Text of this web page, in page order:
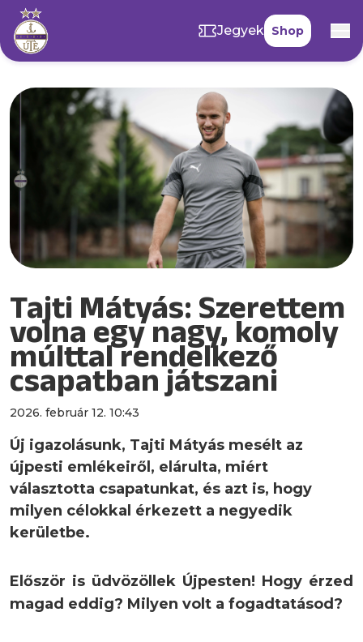
Jegyek Shop
Tajti Mátyás: Szerettem
volna egy nagy, komoly
múlttal rendelkező
csapatban játszani
2026. február 12. 10:43
Új igazolásunk, Tajti Mátyás mesélt az
újpesti emlékeiről, elárulta, miért
választotta csapatunkat, és azt is, hogy
milyen célokkal érkezett a negyedik
kerületbe.
Először is üdvözöllek Újpesten! Hogy érzed
magad eddig? Milyen volt a fogadtatásod?